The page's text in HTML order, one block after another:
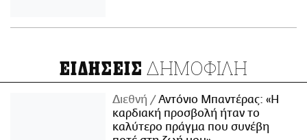
ΕΙΔΗΣΕΙΣ ΔΗΜΟΦΙΛΗ
Διεθνή
Αντόνιο Μπαντέρας: «Η
καρδιακή προσβολή ήταν το
καλύτερο πράγμα που συνέβη